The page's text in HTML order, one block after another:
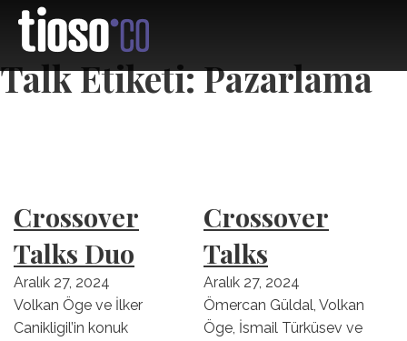
Talk Etiketi:Pazarlama
Crossover
Talks Duo
Aralık 27, 2024
Volkan Öge ve İlker
Canikligil’in konuk
Crossover
Talks
Aralık 27, 2024
Ömercan Güldal, Volkan
Öge, İsmail Türküsev ve